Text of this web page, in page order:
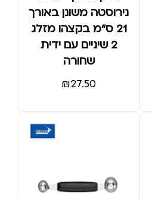
נירוסטה משונן באורך
21 ס"מ בקצהו מזלג
2 שיניים עם ידית
שחורה
₪27.50